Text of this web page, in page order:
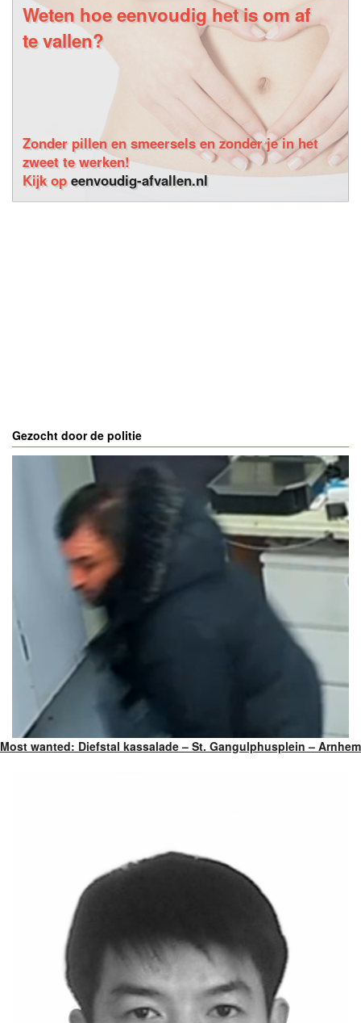
Weten hoe eenvoudig het is om af
te vallen?
Zonder pillen en smeersels en zonder je in het
zweet te werken!
Kijk opeenvoudig-afvallen.nl
Gezocht door de politie
Most wanted: Diefstal kassalade – St. Gangulphusplein – Arnhem